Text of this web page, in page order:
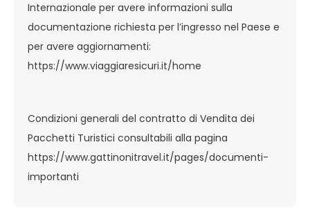
Internazionale per avere informazioni sulla
documentazione richiesta per l’ingresso nel Paese e
per avere aggiornamenti:
https://www.viaggiaresicuri.it/home
Condizioni generali del contratto di Vendita dei
Pacchetti Turistici consultabili alla pagina
https://www.gattinonitravel.it/pages/documenti-
importanti